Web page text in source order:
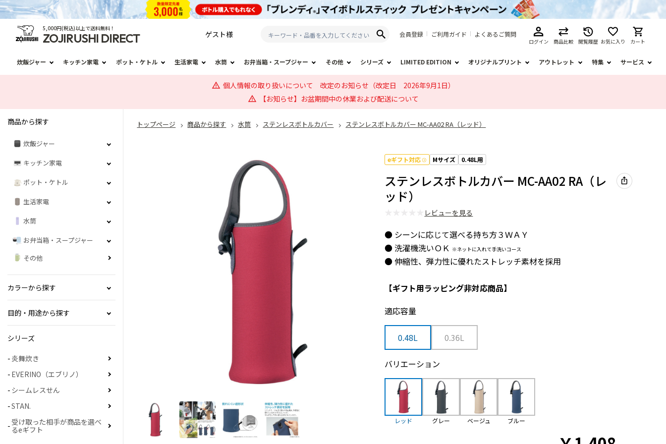
5,000円(税込)以上で送料無料！
ZOJIRUSHI DIRECT ゲスト様 会員登録 ご利用ガイド よくあるご質問
ログイン 商品比較 閲覧履歴 お気に入り カート
炊飯ジャー キッチン家電 ポット・ケトル 生活家電 水筒 お弁当箱・スープジャー その他 シリーズ LIMITED EDITION オリジナルプリント アウトレット 特集 サービス
個人情報の取り扱いについて 改定のお知らせ（改定日 2026年9月1日）
【お知らせ】お盆期間中の休業および配送について
トップページ 商品から探す 水筒 ステンレスボトルカバー ステンレスボトルカバー MC-AA02 RA（レッド）
eギフト対応 Mサイズ 0.48L用
ステンレスボトルカバー MC-AA02 RA（レ
ッド）
レビューを見る
● シーンに応じて選べる持ち方３ＷＡＹ
● 洗濯機洗いＯＫ ※ネットに入れて手洗いコース
● 伸縮性、弾力性に優れたストレッチ素材を採用
【ギフト用ラッピング非対応商品】
適応容量
0.48L 0.36L
バリエーション
レッド グレー ベージュ ブルー
商品から探す
炊飯ジャー
キッチン家電
ポット・ケトル
生活家電
水筒
お弁当箱・スープジャー
その他
カラーから探す
目的・用途から探す
シリーズ
炎舞炊き
EVERINO（エブリノ）
シームレスせん
STAN.
受け取った相手が商品を選べ
るeギフト